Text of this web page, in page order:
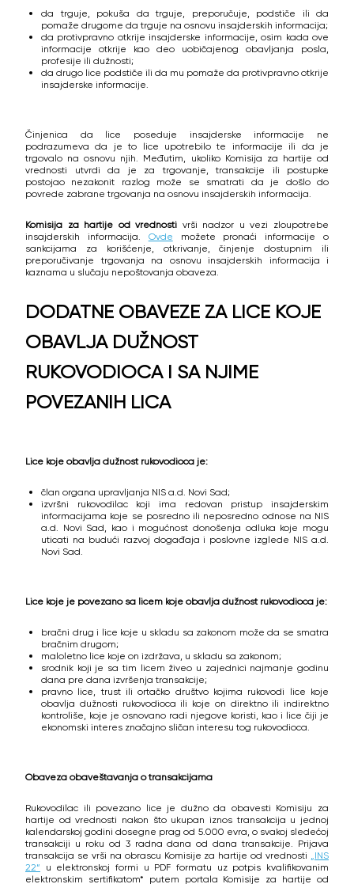
da trguje, pokuša da trguje, preporučuje, podstiče ili da
pomaže drugome da trguje na osnovu insajderskih informacija;
da protivpravno otkrije insajderske informacije, osim kada ove
informacije otkrije kao deo uobičajenog obavljanja posla,
profesije ili dužnosti;
da drugo lice podstiče ili da mu pomaže da protivpravno otkrije
insajderske informacije.
Činjenica da lice poseduje insajderske informacije ne
podrazumeva da je to lice upotrebilo te informacije ili da je
trgovalo na osnovu njih. Međutim, ukoliko Komisija za hartije od
vrednosti utvrdi da je za trgovanje, transakcije ili postupke
postojao nezakonit razlog može se smatrati da je došlo do
povrede zabrane trgovanja na osnovu insajderskih informacija.
Komisija za hartije od vrednosti vrši nadzor u vezi zloupotrebe
insajderskih informacija. Ovde možete pronaći informacije o
sankcijama za korišćenje, otkrivanje, činjenje dostupnim ili
preporučivanje trgovanja na osnovu insajderskih informacija i
kaznama u slučaju nepoštovanja obaveza.
DODATNE OBAVEZE ZA LICE KOJE
OBAVLJA DUŽNOST
RUKOVODIOCA I SA NJIME
POVEZANIH LICA
Lice koje obavlja dužnost rukovodioca je:
član organa upravljanja NIS a.d. Novi Sad;
izvršni rukovodilac koji ima redovan pristup insajderskim
informacijama koje se posredno ili neposredno odnose na NIS
a.d. Novi Sad, kao i mogućnost donošenja odluka koje mogu
uticati na budući razvoj događaja i poslovne izglede NIS a.d.
Novi Sad.
Lice koje je povezano sa licem koje obavlja dužnost rukovodioca je:
bračni drug i lice koje u skladu sa zakonom može da se smatra
bračnim drugom;
maloletno lice koje on izdržava, u skladu sa zakonom;
srodnik koji je sa tim licem živeo u zajednici najmanje godinu
dana pre dana izvršenja transakcije;
pravno lice, trust ili ortačko društvo kojima rukovodi lice koje
obavlja dužnosti rukovodioca ili koje on direktno ili indirektno
kontroliše, koje je osnovano radi njegove koristi, kao i lice čiji je
ekonomski interes značajno sličan interesu tog rukovodioca.
Obaveza obaveštavanja o transakcijama
Rukovodilac ili povezano lice je dužno da obavesti Komisiju za
hartije od vrednosti nakon što ukupan iznos transakcija u jednoj
kalendarskoj godini dosegne prag od 5.000 evra, o svakoj sledećoj
transakciji u roku od 3 radna dana od dana transakcije. Prijava
transakcija se vrši na obrascu Komisije za hartije od vrednosti „INS
22“ u elektronskoj formi u PDF formatu uz potpis kvalifikovanim
elektronskim sertifikatom* putem portala Komisije za hartije od